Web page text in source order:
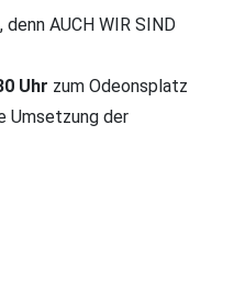
AUCH WIR SIND
Uhr zum Odeonsplatz
Umsetzung der